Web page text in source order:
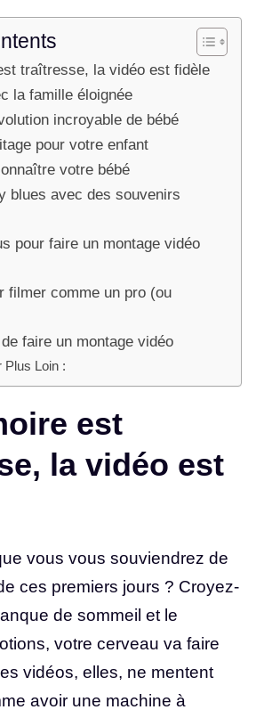
traîtresse, la vidéo est fidèle
la famille éloignée
incroyable de bébé
pour votre enfant
votre bébé
blues avec des souvenirs
pour faire un montage vidéo
filmer comme un pro (ou
de faire un montage vidéo
Plus Loin :
est
la vidéo est
vous vous souviendrez de
ces premiers jours ? Croyez-
de sommeil et le
votre cerveau va faire
vidéos, elles, ne mentent
avoir une machine à